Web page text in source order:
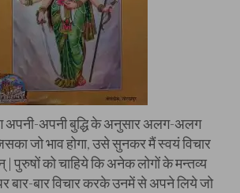
अपनी-अपनी बुद्धि के अनुसार अलग-अलग
जो भाव होगा, उसे सुनकर मैं स्वयं विचार
| पुरुषों को चाहिये कि अनेक लोगों के मन्तव्य
बार विचार करके उनमें से अपने लिये जो